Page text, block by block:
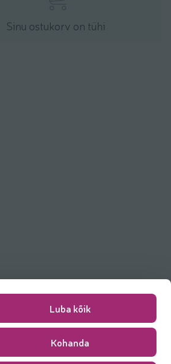
Luba kõik
Kohanda
Sinu ostukorv on tühi